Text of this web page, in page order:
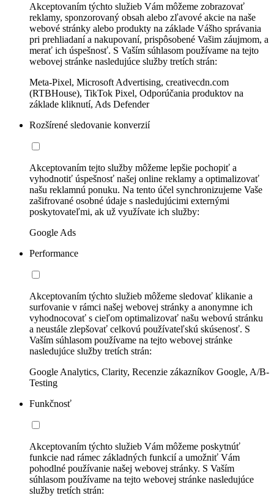
Akceptovaním týchto služieb Vám môžeme zobrazovať
reklamy, sponzorovaný obsah alebo zľavové akcie na naše
webové stránky alebo produkty na základe Vášho správania
pri prehliadaní a nakupovaní, prispôsobené Vašim záujmom, a
merať ich úspešnosť. S Vaším súhlasom používame na tejto
webovej stránke nasledujúce služby tretích strán:
Meta-Pixel, Microsoft Advertising, creativecdn.com
(RTBHouse), TikTok Pixel, Odporúčania produktov na
základe kliknutí, Ads Defender
Rozšírené sledovanie konverzií
Akceptovaním tejto služby môžeme lepšie pochopiť a
vyhodnotiť úspešnosť našej online reklamy a optimalizovať
našu reklamnú ponuku. Na tento účel synchronizujeme Vaše
zašifrované osobné údaje s nasledujúcimi externými
poskytovateľmi, ak už využívate ich služby:
Google Ads
Performance
Akceptovaním týchto služieb môžeme sledovať klikanie a
surfovanie v rámci našej webovej stránky a anonymne ich
vyhodnocovať s cieľom optimalizovať našu webovú stránku
a neustále zlepšovať celkovú používateľskú skúsenosť. S
Vaším súhlasom používame na tejto webovej stránke
nasledujúce služby tretích strán:
Google Analytics, Clarity, Recenzie zákazníkov Google, A/B-
Testing
Funkčnosť
Akceptovaním týchto služieb Vám môžeme poskytnúť
funkcie nad rámec základných funkcií a umožniť Vám
pohodlné používanie našej webovej stránky. S Vaším
súhlasom používame na tejto webovej stránke nasledujúce
služby tretích strán: